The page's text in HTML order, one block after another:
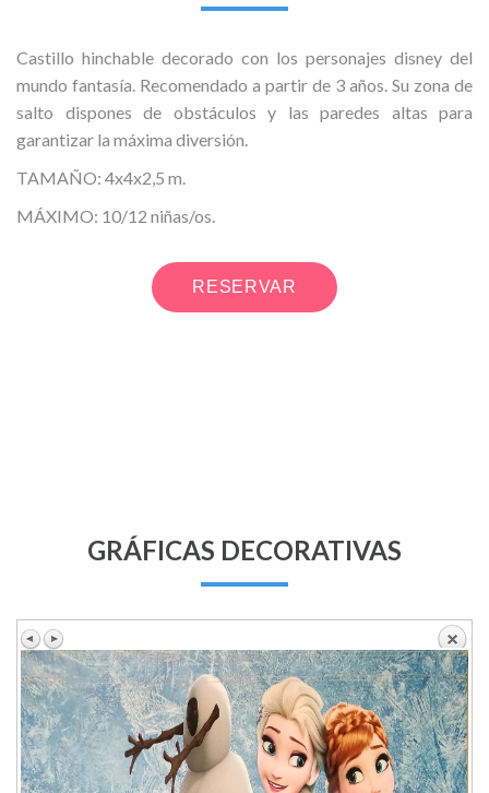
Castillo hinchable decorado con los personajes disney del
mundo fantasía. Recomendado a partir de 3 años. Su zona de
salto dispones de obstáculos y las paredes altas para
garantizar la máxima diversión.
TAMAÑO: 4x4x2,5 m.
MÁXIMO: 10/12 niñas/os.
RESERVAR
GRÁFICAS DECORATIVAS